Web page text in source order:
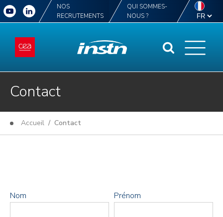
NOS
RECRUTEMENTS
QUI SOMMES-
NOUS ?
Contact
Accueil / Contact
Nom Prénom